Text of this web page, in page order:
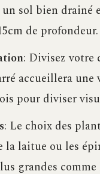
sol bien
de profondeur.
: Divisez votre
accueillera
pour diviser
: Le choix des
la laitue ou les
grandes